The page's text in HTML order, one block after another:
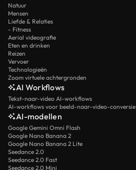
Natuur
Mensen
Liefde & Relaties
- Fitness
Aerial videografie
Eten en drinken
Reizen
Vervoer
Technologieën
Zoom virtuele achtergronden
AI Workflows
Tekst-naar-video AI-workflows
AI-workflows voor beeld-naar-video-conversie
AI-modellen
Google Gemini Omni Flash
Google Nano Banana 2
Google Nano Banana 2 Lite
Seedance 2.0
Seedance 2.0 Fast
Seedance 2.0 Mini